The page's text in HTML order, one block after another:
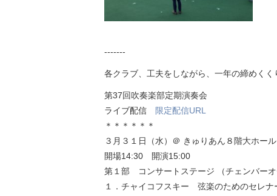
-------
各クラブ、工夫をしながら、一年の締めくく
第37回吹奏楽部定期演奏会
ライブ配信
限定配信URL
＊＊＊＊＊＊
３月３１日（水）＠ きゅりあん８階大ホー
開場14:30 開演15:00
第１部 コンサートステージ （チェンバーオ
１．チャイコフスキー 弦楽のためのセレ